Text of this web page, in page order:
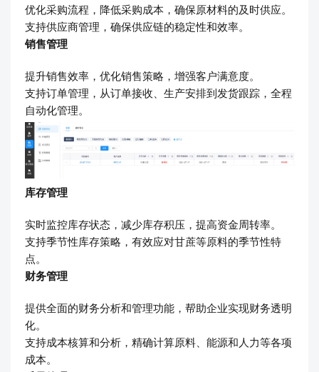
优化采购流程，降低采购成本，确保原材料的及时供应。
支持供应商管理，确保供应链的稳定性和效率。
销售管理
提升销售效率，优化销售策略，增强客户满意度。
支持订单管理，从订单接收、生产安排到发货跟踪，全程
自动化管理。
库存管理
实时监控库存状态，减少库存积压，提高资金周转率。
支持季节性库存策略，有效应对甘蔗等原料的季节性特
点。
财务管理
提供全面的财务分析和管理功能，帮助企业实现财务透明
化。
支持成本核算和分析，精确计算原料、能源和人力等各项
成本。